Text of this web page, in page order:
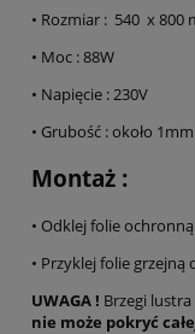
• Rozmiar : 540 x 800
• Moc : 88W
• Napięcie : 230V
• Grubość : około 1mm
Montaż :
• Odklej folie
• Przyklej folie
UWAGA ! Brzegi
nie może pokryć